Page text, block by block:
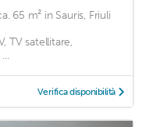
65 m² in Sauris, Friuli
TV satellitare,
Verifica disponibilità